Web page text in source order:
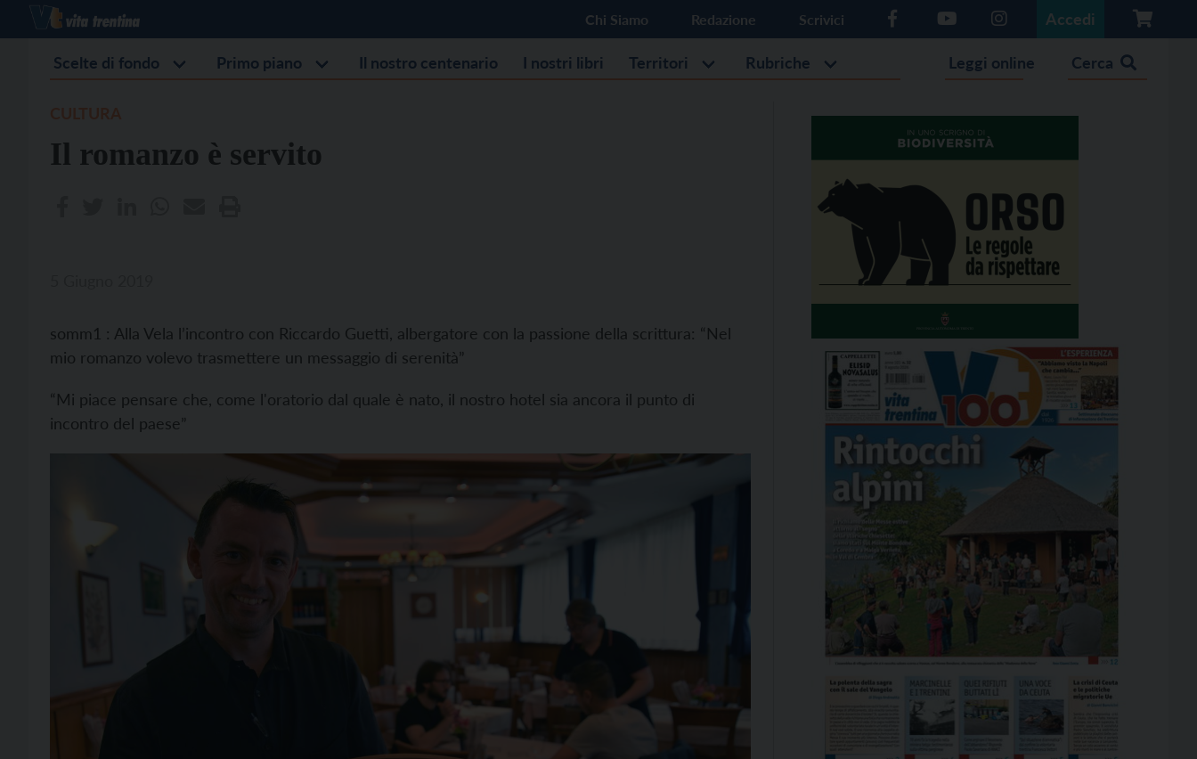
Chi Siamo Redazione Scrivici Accedi
Scelte di fondo Primo piano Il nostro centenario I nostri libri Territori Rubriche Leggi online Cerca
Il romanzo è servito
somm1 : Alla Vela l’incontro con Riccardo Guetti, albergatore con la passione della scrittura: “Nel
mio romanzo volevo trasmettere un messaggio di serenità”
“Mi piace pensare che, come l'oratorio dal quale è nato, il nostro hotel sia ancora il punto di
incontro del paese”